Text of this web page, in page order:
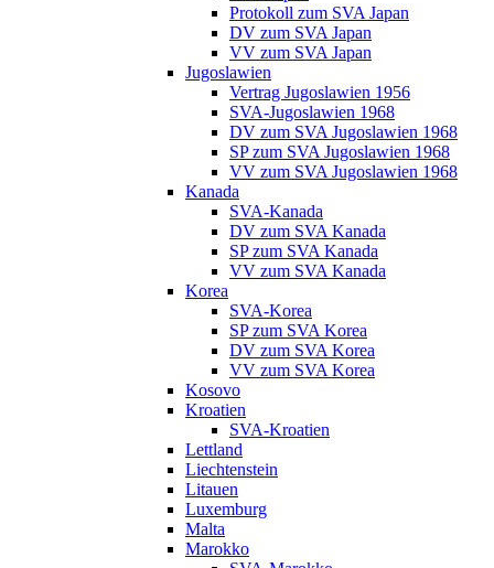
Protokoll zum SVA Japan
DV zum SVA Japan
VV zum SVA Japan
Jugoslawien
Vertrag Jugoslawien 1956
SVA-Jugoslawien 1968
DV zum SVA Jugoslawien 1968
SP zum SVA Jugoslawien 1968
VV zum SVA Jugoslawien 1968
Kanada
SVA-Kanada
DV zum SVA Kanada
SP zum SVA Kanada
VV zum SVA Kanada
Korea
SVA-Korea
SP zum SVA Korea
DV zum SVA Korea
VV zum SVA Korea
Kosovo
Kroatien
SVA-Kroatien
Lettland
Liechtenstein
Litauen
Luxemburg
Malta
Marokko